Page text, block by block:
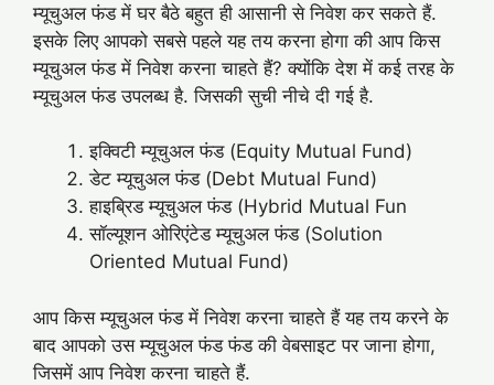
म्यूचुअल फंड में घर बैठे बहुत ही आसानी से निवेश कर सकते हैं.
इसके लिए आपको सबसे पहले यह तय करना होगा की आप किस
म्यूचुअल फंड में निवेश करना चाहते हैं? क्योंकि देश में कई तरह के
म्यूचुअल फंड उपलब्ध है. जिसकी सुची नीचे दी गई है.
इक्विटी म्यूचुअल फंड (Equity Mutual Fund)
डेट म्यूचुअल फंड (Debt Mutual Fund)
हाइब्रिड म्यूचुअल फंड (Hybrid Mutual Fun
सॉल्यूशन ओरिएंटेड म्यूचुअल फंड (Solution
Oriented Mutual Fund)
आप किस म्यूचुअल फंड में निवेश करना चाहते हैं यह तय करने के
बाद आपको उस म्यूचुअल फंड फंड की वेबसाइट पर जाना होगा,
जिसमें आप निवेश करना चाहते हैं.